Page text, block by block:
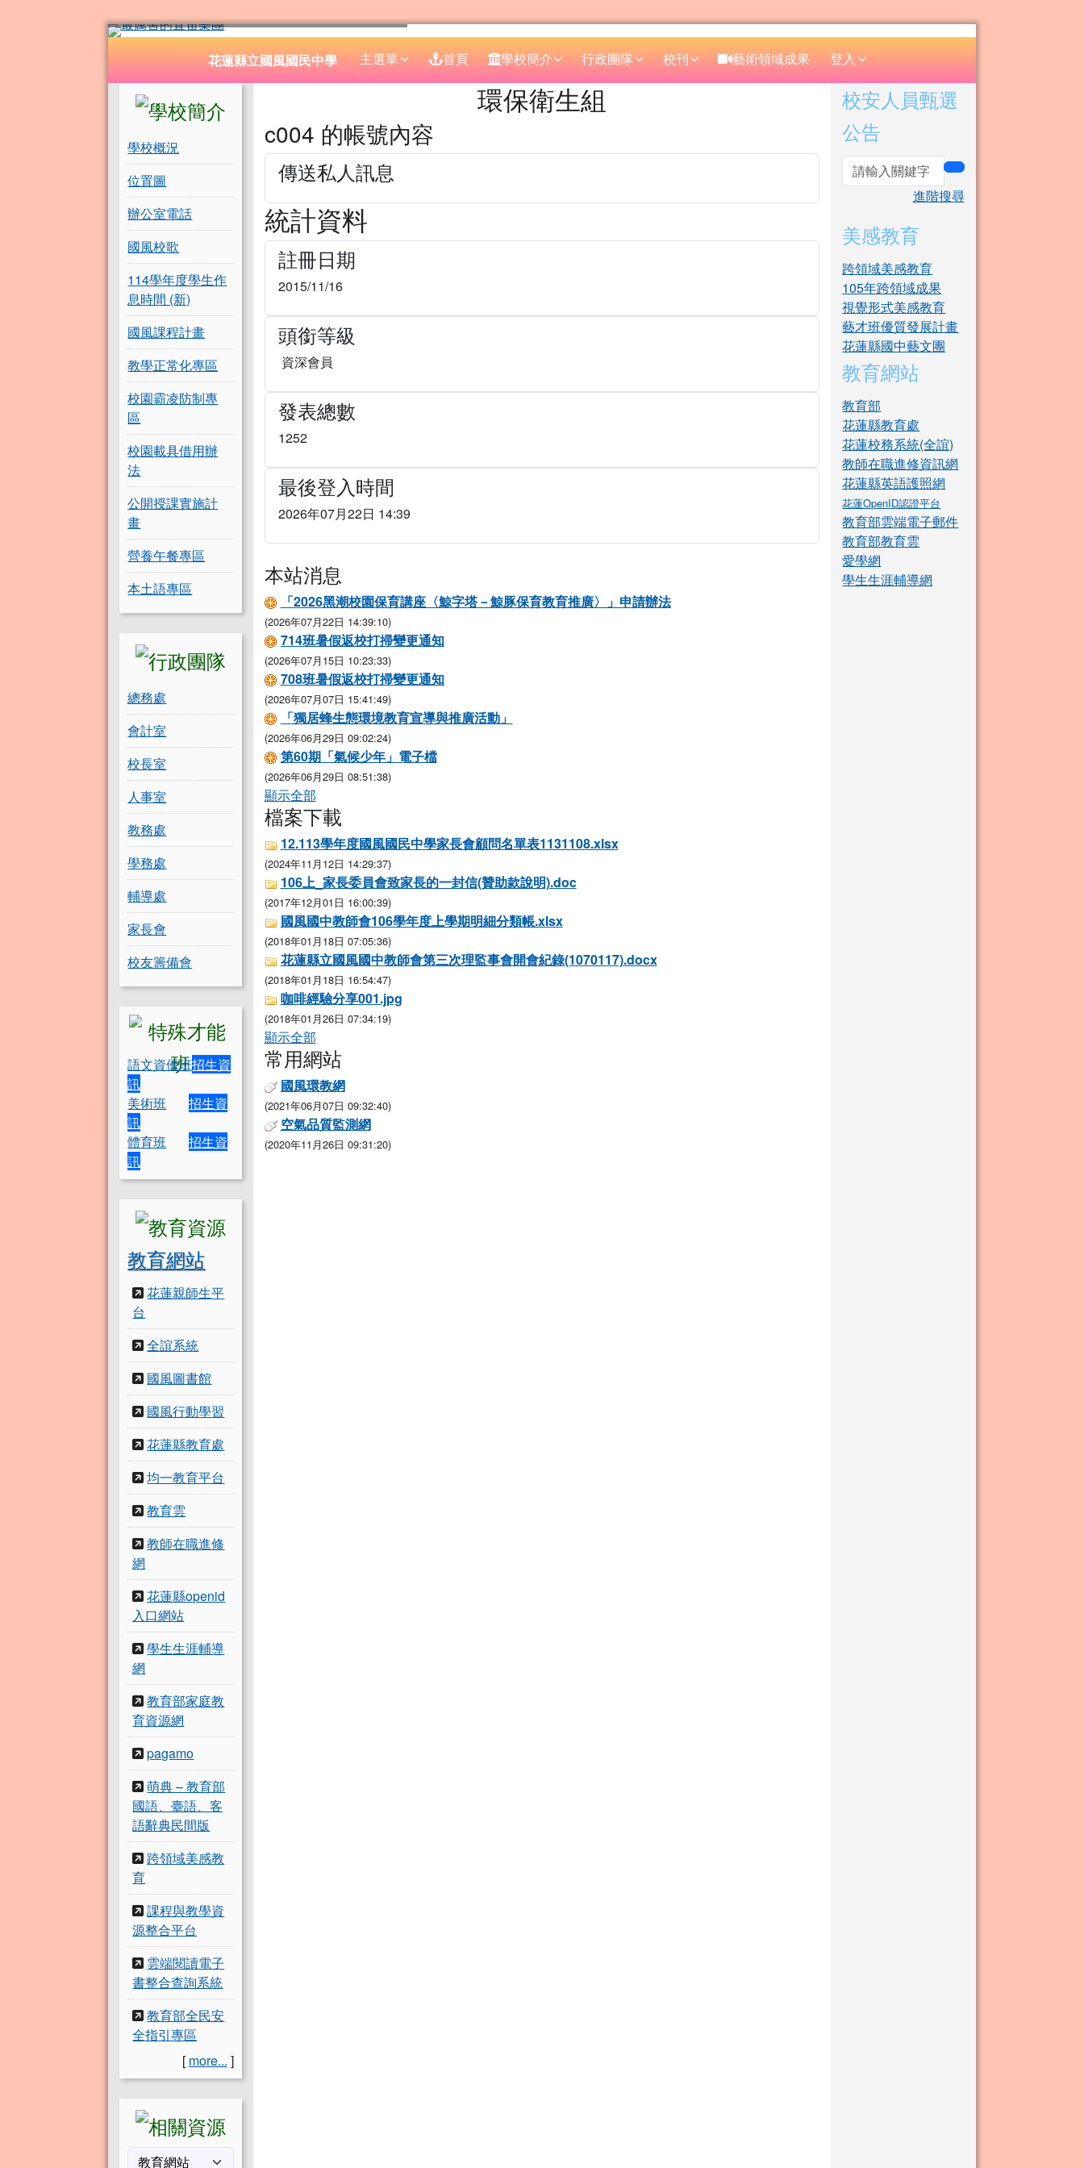
花蓮縣立國風國民中學
導覽列 花蓮縣立國風國民中學 主選單 首頁 學校簡介 行政團隊 校刊 藝術領域成果 登入
左邊區域內容
學校概況
位置圖
辦公室電話
國風校歌
114學年度學生作
息時間 (新)
國風課程計畫
教學正常化專區
校園霸凌防制專
區
校園載具借用辦
法
公開授課實施計
畫
營養午餐專區
本土語專區
總務處
會計室
校長室
人事室
教務處
學務處
輔導處
家長會
校友籌備會
語文資優班招生資
訊
美術班
招生資
訊
體育班
招生資
訊
教育網站
花蓮親師生平
台
全誼系統
國風圖書館
國風行動學習
花蓮縣教育處
均一教育平台
教育雲
教師在職進修
網
花蓮縣openid
入口網站
學生生涯輔導
網
教育部家庭教
育資源網
pagamo
萌典 – 教育部
國語、臺語、客
語辭典民間版
跨領域美感教
育
課程與教學資
源整合平台
雲端閱讀電子
書整合查詢系統
教育部全民安
全指引專區
[ more... ]
環保衛生組
c004 的帳號內容
傳送私人訊息
統計資料
註冊日期
2015/11/16
頭銜等級
資深會員
發表總數
1252
最後登入時間
2026年07月22日 14:39
本站消息
「2026黑潮校園保育講座〈鯨字塔－鯨豚保育教育推廣〉」申請辦法
(2026年07月22日 14:39:10)
714班暑假返校打掃變更通知
(2026年07月15日 10:23:33)
708班暑假返校打掃變更通知
(2026年07月07日 15:41:49)
「獨居蜂生態環境教育宣導與推廣活動」
(2026年06月29日 09:02:24)
第60期「氣候少年」電子檔
(2026年06月29日 08:51:38)
顯示全部
檔案下載
12.113學年度國風國民中學家長會顧問名單表1131108.xlsx
(2024年11月12日 14:29:37)
106上_家長委員會致家長的一封信(贊助款說明).doc
(2017年12月01日 16:00:39)
國風國中教師會106學年度上學期明細分類帳.xlsx
(2018年01月18日 07:05:36)
花蓮縣立國風國中教師會第三次理監事會開會紀錄(1070117).docx
(2018年01月18日 16:54:47)
咖啡經驗分享001.jpg
(2018年01月26日 07:34:19)
顯示全部
常用網站
國風環教網
(2021年06月07日 09:32:40)
空氣品質監測網
(2020年11月26日 09:31:20)
右邊區域內容
校安人員甄選
公告
search
進階搜尋
美感教育
跨領域美感教育
105年跨領域成果
視覺形式美感教育
藝才班優質發展計畫
花蓮縣國中藝文團
教育網站
教育部
花蓮縣教育處
花蓮校務系統(全誼)
教師在職進修資訊網
花蓮縣英語護照網
花蓮OpenID認證平台
教育部雲端電子郵件
教育部教育雲
愛學網
學生生涯輔導網
頁尾區域